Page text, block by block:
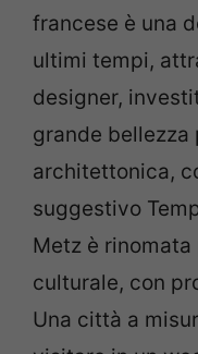
francese è una
ultimi tempi,
designer,
grande bellezza
architettonica,
suggestivo
Metz è
culturale, con
Una città a